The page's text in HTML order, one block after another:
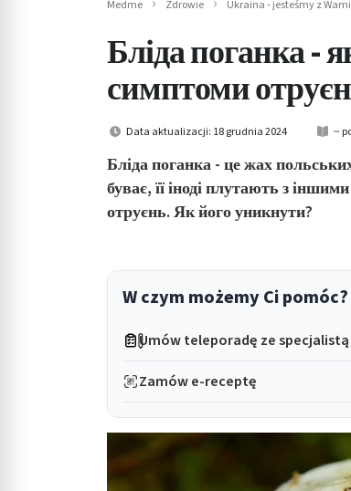
Medme Zdrowie Ukraina - jesteśmy z Wami
Бліда поганка -
симптоми
Data aktualizacji: 18 grudnia 2024 ~
Бліда поганка - це жах
буває, її іноді плутають з
отруєнь. Як його уникнути?
W czym możemy Ci pomóc?
Umów teleporadę ze specjalistą
Zamów e-receptę